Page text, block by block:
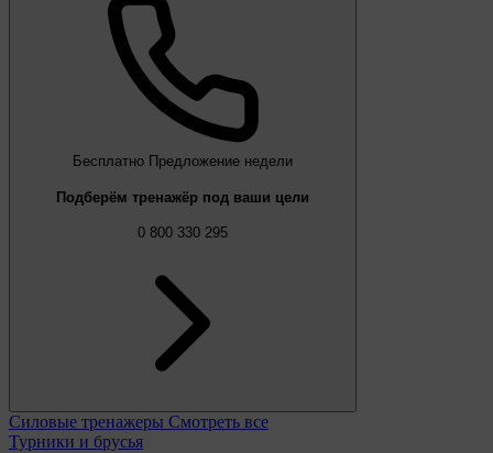
Бесплатно Предложение недели
Подберём тренажёр под ваши цели
0 800 330 295
Силовые тренажеры Смотреть все
Турники и брусья